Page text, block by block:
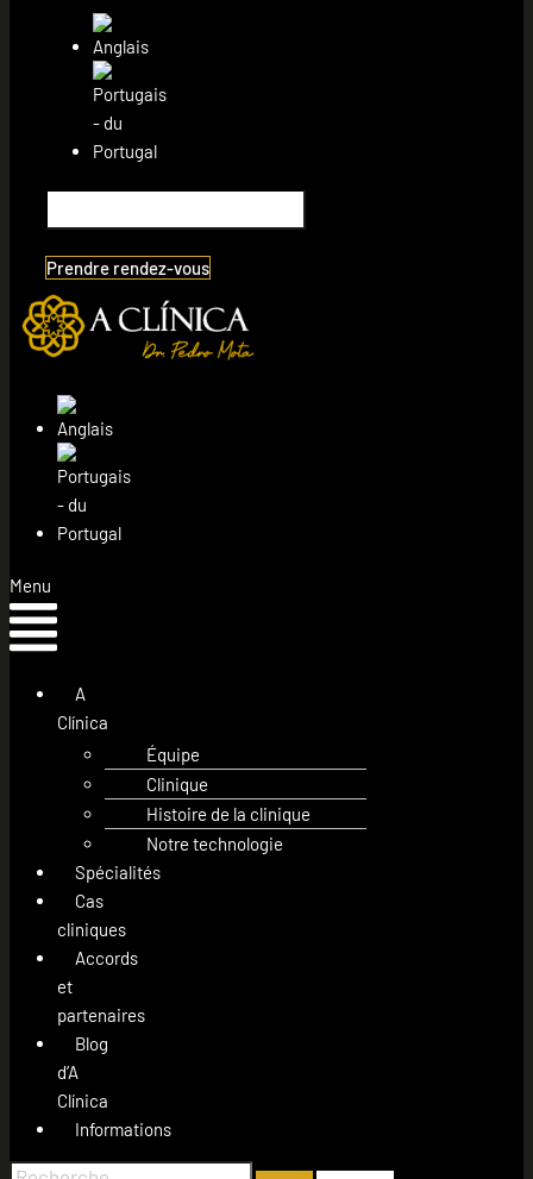
Prendre rendez-vous
Menu
A
Clínica
Équipe
Clinique
Histoire de la clinique
Notre technologie
Spécialités
Cas
cliniques
Accords
et
partenaires
Blog
d’A
Clínica
Informations